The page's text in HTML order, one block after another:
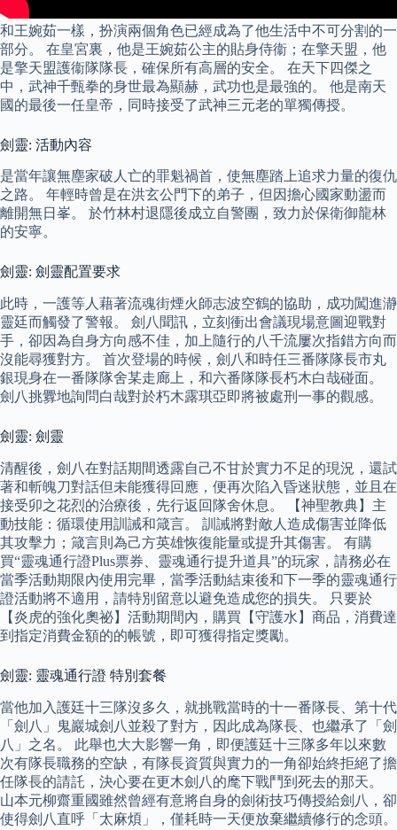
和王婉茹一樣，扮演兩個角色已經成為了他生活中不可分割的一
部分。 在皇宮裏，他是王婉茹公主的貼身侍衞；在擎天盟，他
是擎天盟護衞隊隊長，確保所有高層的安全。 在天下四傑之
中，武神千甄拳的身世最為顯赫，武功也是最強的。 他是南天
國的最後一任皇帝，同時接受了武神三元老的單獨傳授。
劍靈: 活動內容
是當年讓無塵家破人亡的罪魁禍首，使無塵踏上追求力量的復仇
之路。 年輕時曾是在洪玄公門下的弟子，但因擔心國家動盪而
離開無日峯。 於竹林村退隱後成立自警團，致力於保衛御龍林
的安寧。
劍靈: 劍靈配置要求
此時，一護等人藉著流魂街煙火師志波空鶴的協助，成功闖進瀞
靈廷而觸發了警報。 劍八聞訊，立刻衝出會議現場意圖迎戰對
手，卻因為自身方向感不佳，加上隨行的八千流屢次指錯方向而
沒能尋獲對方。 首次登場的時候，劍八和時任三番隊隊長市丸
銀現身在一番隊隊舍某走廊上，和六番隊隊長朽木白哉碰面。
劍八挑釁地詢問白哉對於朽木露琪亞即將被處刑一事的觀感。
劍靈: 劍靈
清醒後，劍八在對話期間透露自己不甘於實力不足的現況，還試
著和斬魄刀對話但未能獲得回應，便再次陷入昏迷狀態，並且在
接受卯之花烈的治療後，先行返回隊舍休息。 【神聖教典】主
動技能：循環使用訓誡和箴言。 訓誡將對敵人造成傷害並降低
其攻擊力；箴言則為己方英雄恢復能量或提升其傷害。 有購
買“靈魂通行證Plus票券、靈魂通行提升道具”的玩家，請務必在
當季活動期限內使用完畢，當季活動結束後和下一季的靈魂通行
證活動將不適用，請特別留意以避免造成您的損失。 只要於
【炎虎的強化奧祕】活動期間內，購買【守護水】商品，消費達
到指定消費金額的的帳號，即可獲得指定獎勵。
劍靈: 靈魂通行證 特別套餐
當他加入護廷十三隊沒多久，就挑戰當時的十一番隊長、第十代
「劍八」鬼巖城劍八並殺了對方，因此成為隊長、也繼承了「劍
八」之名。 此舉也大大影響一角，即便護廷十三隊多年以來數
次有隊長職務的空缺，有隊長資質與實力的一角卻始終拒絕了擔
任隊長的請託，決心要在更木劍八的麾下戰鬥到死去的那天。
山本元柳齋重國雖然曾經有意將自身的劍術技巧傳授給劍八，卻
使得劍八直呼「太麻煩」，僅耗時一天便放棄繼續修行的念頭。